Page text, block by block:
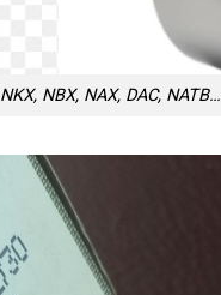
NBX, NAX, DAC, NATB…